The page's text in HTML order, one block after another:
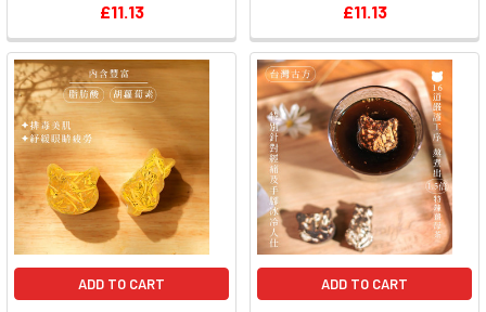
£11.13
£11.13
ADD TO CART ADD TO CART